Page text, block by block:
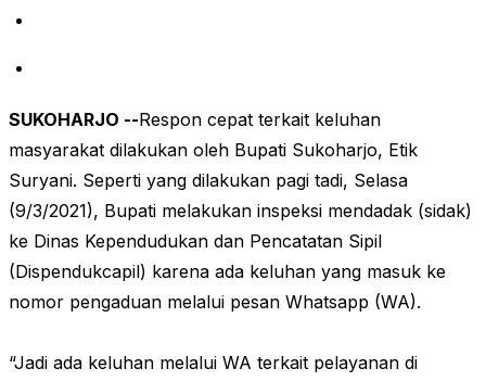
SUKOHARJO --Respon cepat terkait keluhan
masyarakat dilakukan oleh Bupati Sukoharjo, Etik
Suryani. Seperti yang dilakukan pagi tadi, Selasa
(9/3/2021), Bupati melakukan inspeksi mendadak (sidak)
ke Dinas Kependudukan dan Pencatatan Sipil
(Dispendukcapil) karena ada keluhan yang masuk ke
nomor pengaduan melalui pesan Whatsapp (WA).
“Jadi ada keluhan melalui WA terkait pelayanan di